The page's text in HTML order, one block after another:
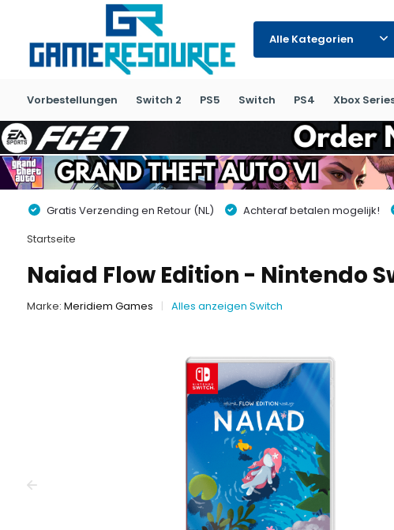
Alle Kategorien
Vorbestellungen Switch 2 PS5 Switch PS4 Xbox
Gratis Verzending en Retour (NL) Achteraf betalen mogelijk!
Startseite
Naiad Flow Edition - Nintendo
Marke: Meridiem Games Alles anzeigen Switch